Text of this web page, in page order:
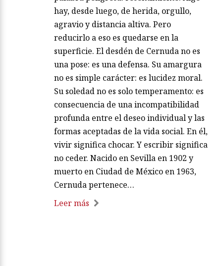
hay, desde luego, de herida, orgullo,
agravio y distancia altiva. Pero
reducirlo a eso es quedarse en la
superficie. El desdén de Cernuda no es
una pose: es una defensa. Su amargura
no es simple carácter: es lucidez moral.
Su soledad no es solo temperamento: es
consecuencia de una incompatibilidad
profunda entre el deseo individual y las
formas aceptadas de la vida social. En él,
vivir significa chocar. Y escribir significa
no ceder. Nacido en Sevilla en 1902 y
muerto en Ciudad de México en 1963,
Cernuda pertenece…
Leer más